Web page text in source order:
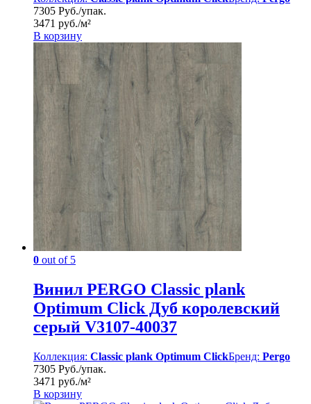
7305 Руб./упак.
3471 руб./м²
В корзину
0 out of 5
Винил PERGO Classic plank
Optimum Click Дуб королевский
серый V3107-40037
Коллекция: Classic plank Optimum ClickБренд: Pergo
7305 Руб./упак.
3471 руб./м²
В корзину